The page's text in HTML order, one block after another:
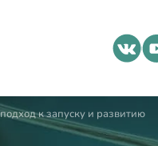
к запуску и развитию